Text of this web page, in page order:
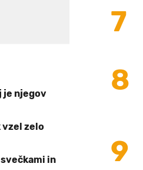
je njegov
vzel zelo
in
7
8
9